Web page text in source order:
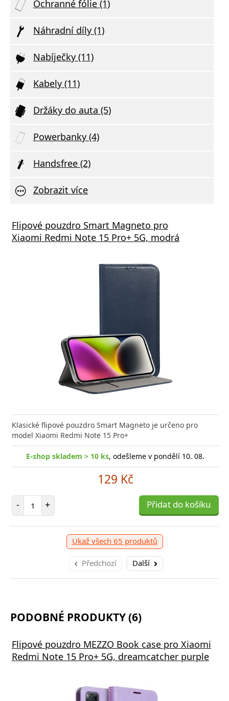
Ochranné fólie (1)
Náhradní díly (1)
Nabíječky (11)
Kabely (11)
Držáky do auta (5)
Powerbanky (4)
Handsfree (2)
Zobrazit více
Flipové pouzdro Smart Magneto pro
Xiaomi Redmi Note 15 Pro+ 5G, modrá
Klasické flipové pouzdro Smart Magneto je určeno pro
model Xiaomi Redmi Note 15 Pro+
E-shop skladem > 10 ks, odešleme v pondělí 10. 08.
129 Kč
- Počet položek
+ Přidat do košíku
Ukaž všech 65 produktů
Předchozí Další
PODOBNÉ PRODUKTY (6)
Flipové pouzdro MEZZO Book case pro Xiaomi
Redmi Note 15 Pro+ 5G, dreamcatcher purple